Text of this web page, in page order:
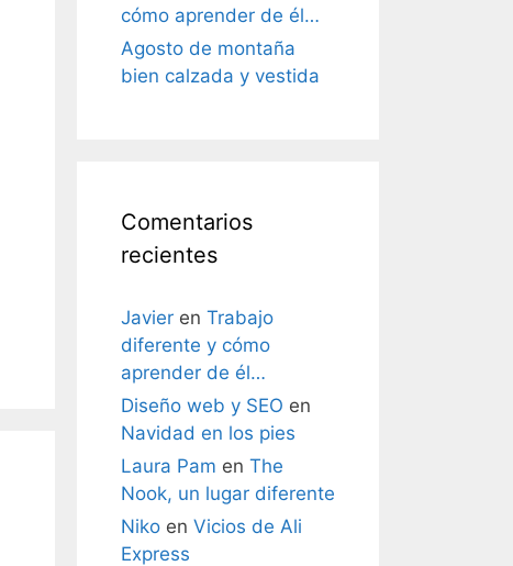
cómo aprender de él…
Agosto de montaña
bien calzada y vestida
Comentarios
recientes
Javier en Trabajo
diferente y cómo
aprender de él…
Diseño web y SEO en
Navidad en los pies
Laura Pam en The
Nook, un lugar diferente
Niko en Vicios de Ali
Express